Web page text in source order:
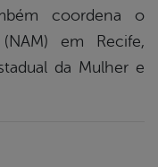
coordena o
em Recife,
da Mulher e